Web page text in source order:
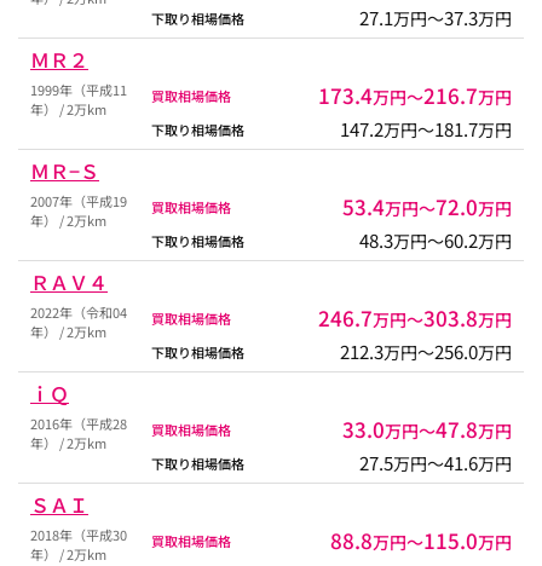
下取り相場価格 27.1万円〜37.3万円
ＭＲ２
1999年（平成11
年） / 2万km
買取相場価格 173.4万円〜216.7万円
下取り相場価格 147.2万円〜181.7万円
ＭＲ−Ｓ
2007年（平成19
年） / 2万km
買取相場価格 53.4万円〜72.0万円
下取り相場価格 48.3万円〜60.2万円
ＲＡＶ４
2022年（令和04
年） / 2万km
買取相場価格 246.7万円〜303.8万円
下取り相場価格 212.3万円〜256.0万円
ｉＱ
2016年（平成28
年） / 2万km
買取相場価格 33.0万円〜47.8万円
下取り相場価格 27.5万円〜41.6万円
ＳＡＩ
2018年（平成30
年） / 2万km
買取相場価格 88.8万円〜115.0万円